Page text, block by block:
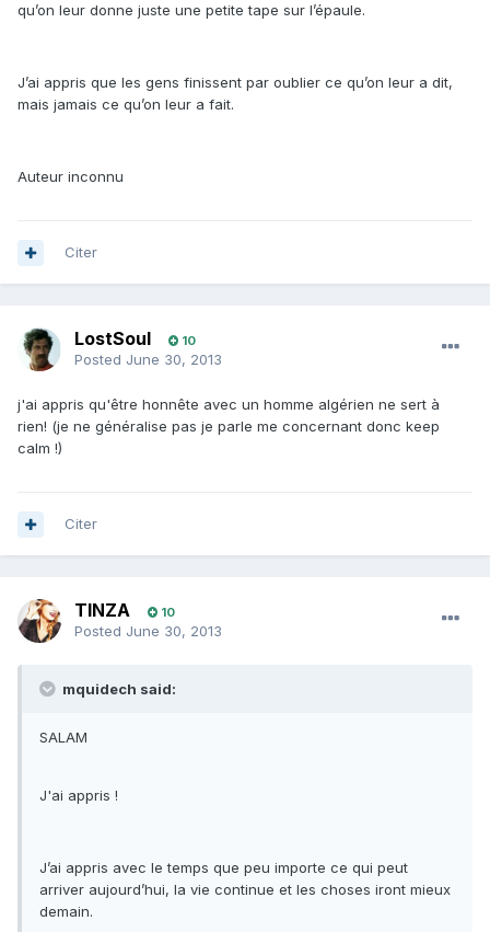
qu’on leur donne juste une petite tape sur l’épaule.
J’ai appris que les gens finissent par oublier ce qu’on leur a dit,
mais jamais ce qu’on leur a fait.
Auteur inconnu
Citer
LostSoul 10
Posted June 30, 2013
j'ai appris qu'être honnête avec un homme algérien ne sert à
rien! (je ne généralise pas je parle me concernant donc keep
calm !)
Citer
TINZA 10
Posted June 30, 2013
mquidech said:
SALAM
J'ai appris !
J’ai appris avec le temps que peu importe ce qui peut
arriver aujourd’hui, la vie continue et les choses iront mieux
demain.